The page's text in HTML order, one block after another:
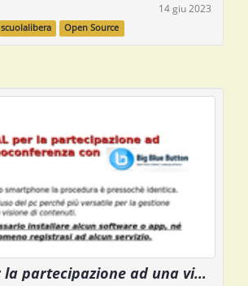
14 giu 2023
scuolalibera Open Source
tutorial per la partecipazione ad una videoconferenza con BigBlueButton